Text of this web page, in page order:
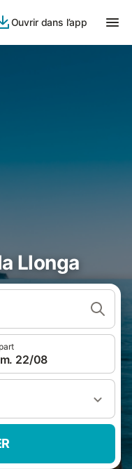
Ouvrir dans l’app
Llonga
22/08